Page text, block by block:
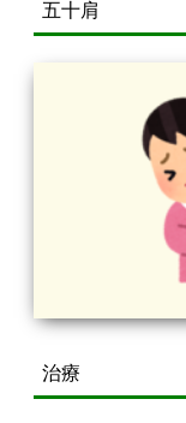
五十肩
治療